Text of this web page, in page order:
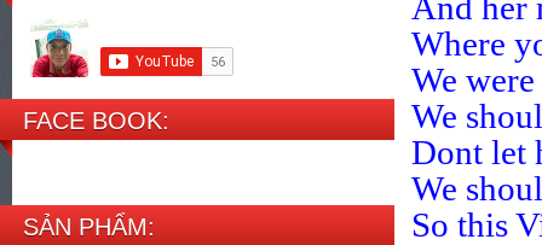
FACE BOOK:
SẢN PHẨM:
And her
Where
We
We
Dont let
We
So this